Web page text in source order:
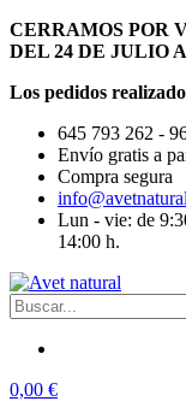
CERRAMOS POR
DEL 24 DE JULIO
Los pedidos
645 793 262 -
Envío gratis a
Compra segura
Lun - vie: de
14:00 h.
0,00 €